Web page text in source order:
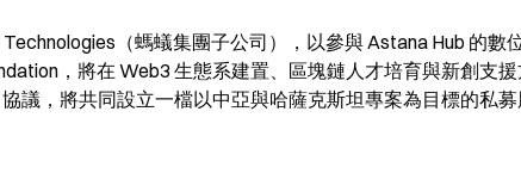
（螞蟻集團子公司），以參與 Astana Hub 的數
，將在 Web3 生態系建置、區塊鏈人才培育與新創支
議，將共同設立一檔以中亞與哈薩克斯坦專案為目標的私